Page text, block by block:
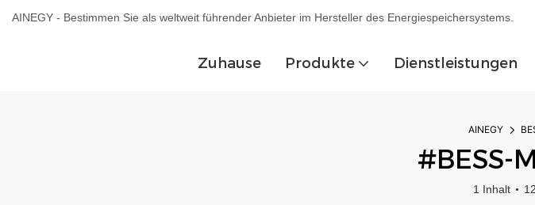
AINEGY - Bestimmen Sie als weltweit führender Anbieter im Hersteller des Energiespeichersystems.
Zuhause Produkte Dienstleistungen
AINEGY
#BESS-
1 Inhalt